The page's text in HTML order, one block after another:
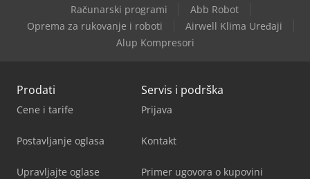
Računarski programi
Abb Robot
Oprema za rukovanje i roboti
Airwell Klima Uređaji
Alup Kompresori
Prodati
Cene i tarife
Postavljanje oglasa
Upravljajte oglase
Servis i podrška
Prijava
Kontakt
Primer ugovora o kupovini